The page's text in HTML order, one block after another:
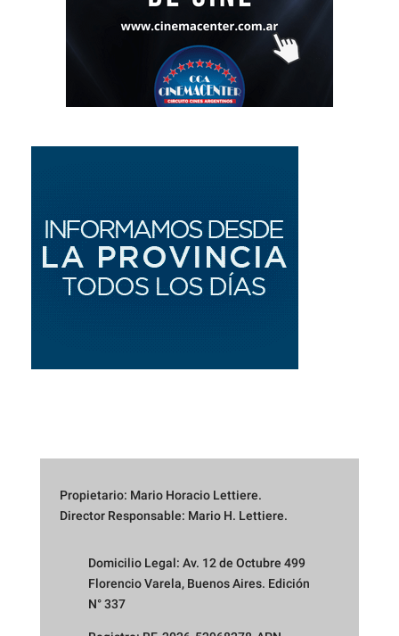
Propietario: Mario Horacio Lettiere.
Director Responsable: Mario H. Lettiere.
Domicilio Legal: Av. 12 de Octubre 499
Florencio Varela, Buenos Aires. Edición
N° 337